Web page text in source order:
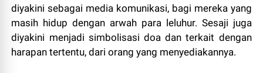
diyakini sebagai media komunikasi, bagi mereka yang
masih hidup dengan arwah para leluhur. Sesaji juga
diyakini menjadi simbolisasi doa dan terkait dengan
harapan tertentu, dari orang yang menyediakannya.